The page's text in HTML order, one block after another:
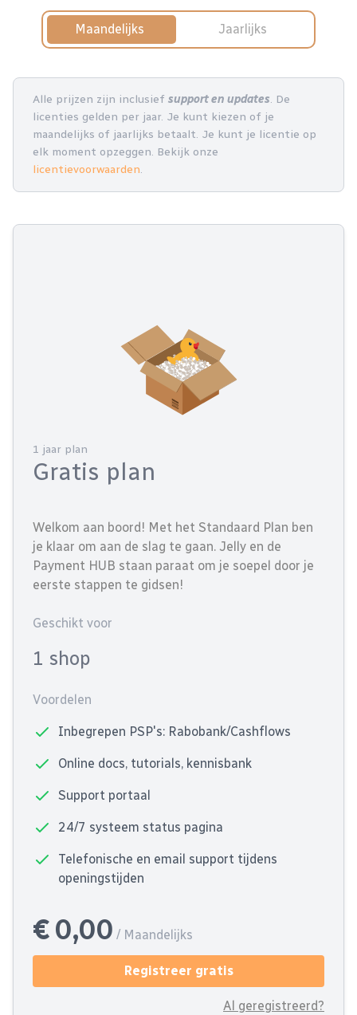
Maandelijks Jaarlijks
Alle prijzen zijn inclusief support en updates. De
licenties gelden per jaar. Je kunt kiezen of je
maandelijks of jaarlijks betaalt. Je kunt je licentie op
elk moment opzeggen. Bekijk onze
licentievoorwaarden.
1 jaar plan
Gratis plan
Welkom aan boord! Met het Standaard Plan ben
je klaar om aan de slag te gaan. Jelly en de
Payment HUB staan paraat om je soepel door je
eerste stappen te gidsen!
Geschikt voor
1 shop
Voordelen
Inbegrepen PSP's: Rabobank/Cashflows
Online docs, tutorials, kennisbank
Support portaal
24/7 systeem status pagina
Telefonische en email support tijdens
openingstijden
€ 0,00 / Maandelijks
Registreer gratis
Al geregistreerd?